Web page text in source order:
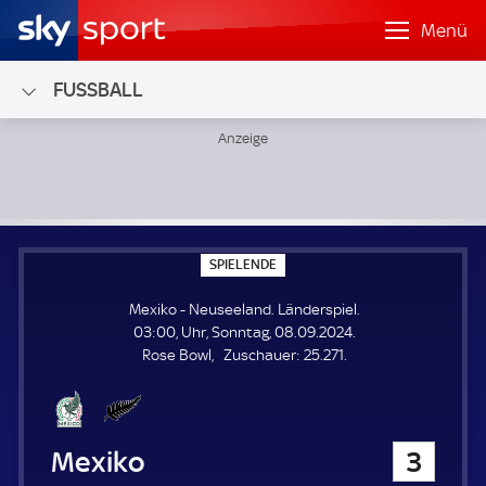
Menü
FUSSBALL
SPIELENDE
P
L
E
N
Mexiko - Neuseeland. Länderspiel.
03:00, Uhr, Sonntag, 08.09.2024.
Rose Bowl
Zuschauer: Z
25.271.
Mexiko 3